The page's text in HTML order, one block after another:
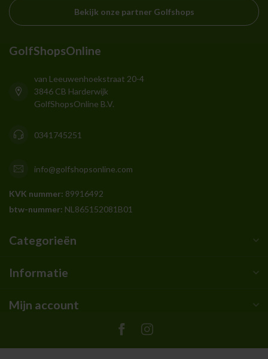
Bekijk onze partner Golfshops
GolfShopsOnline
van Leeuwenhoekstraat 20-4
3846 CB Harderwijk
GolfShopsOnline B.V.
0341745251
info@golfshopsonline.com
KVK nummer: 89916492
btw-nummer: NL865152081B01
Categorieën
Informatie
Mijn account